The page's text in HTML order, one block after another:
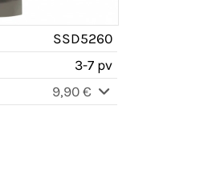
SSD5260
3-7 pv
9,90 €